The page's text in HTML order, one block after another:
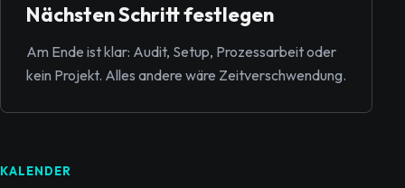
Nächsten Schritt festlegen
Am Ende ist klar: Audit, Setup, Prozessarbeit oder
kein Projekt. Alles andere wäre Zeitverschwendung.
KALENDER